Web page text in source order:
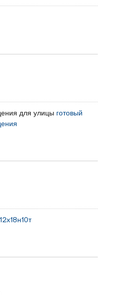
для улицы готовый